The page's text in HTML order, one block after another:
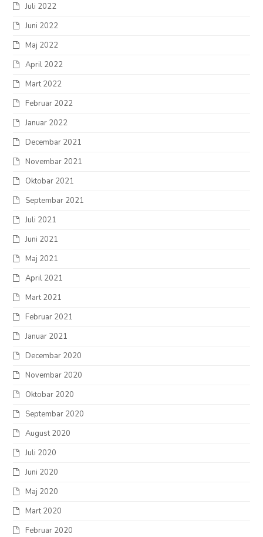
Juli 2022
Juni 2022
Maj 2022
April 2022
Mart 2022
Februar 2022
Januar 2022
Decembar 2021
Novembar 2021
Oktobar 2021
Septembar 2021
Juli 2021
Juni 2021
Maj 2021
April 2021
Mart 2021
Februar 2021
Januar 2021
Decembar 2020
Novembar 2020
Oktobar 2020
Septembar 2020
August 2020
Juli 2020
Juni 2020
Maj 2020
Mart 2020
Februar 2020